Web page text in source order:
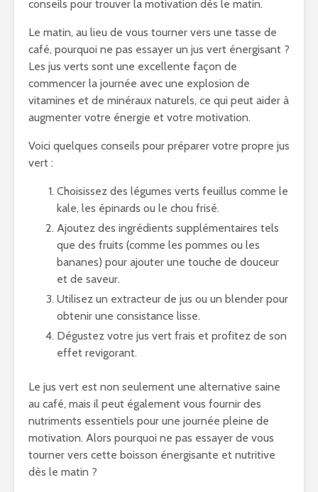
conseils pour trouver la motivation dès le matin.
Le matin, au lieu de vous tourner vers une tasse de
café, pourquoi ne pas essayer un jus vert énergisant ?
Les jus verts sont une excellente façon de
commencer la journée avec une explosion de
vitamines et de minéraux naturels, ce qui peut aider à
augmenter votre énergie et votre motivation.
Voici quelques conseils pour préparer votre propre jus
vert :
Choisissez des légumes verts feuillus comme le
kale, les épinards ou le chou frisé.
Ajoutez des ingrédients supplémentaires tels
que des fruits (comme les pommes ou les
bananes) pour ajouter une touche de douceur
et de saveur.
Utilisez un extracteur de jus ou un blender pour
obtenir une consistance lisse.
Dégustez votre jus vert frais et profitez de son
effet revigorant.
Le jus vert est non seulement une alternative saine
au café, mais il peut également vous fournir des
nutriments essentiels pour une journée pleine de
motivation. Alors pourquoi ne pas essayer de vous
tourner vers cette boisson énergisante et nutritive
dès le matin ?